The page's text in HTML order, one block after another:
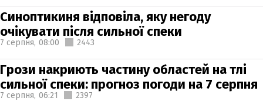
Синоптикиня відповіла, яку негоду
очікувати після сильної спеки
7 серпня, 08:00 2443
Грози накриють частину областей на тлі
сильної спеки: прогноз погоди на 7 серпня
7 серпня, 06:21 2397